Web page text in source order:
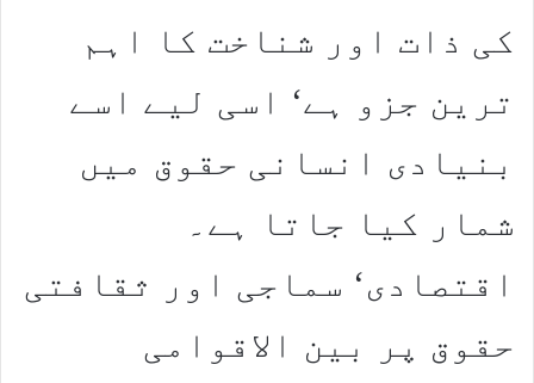
کی ذات اور شناخت کا اہم
ترین جزو ہے‘ اسی لیے اسے
بنیادی انسانی حقوق میں
شمار کیا جاتا ہے۔
اقتصادی‘ سماجی اور ثقافتی
حقوق پر بین الاقوامی